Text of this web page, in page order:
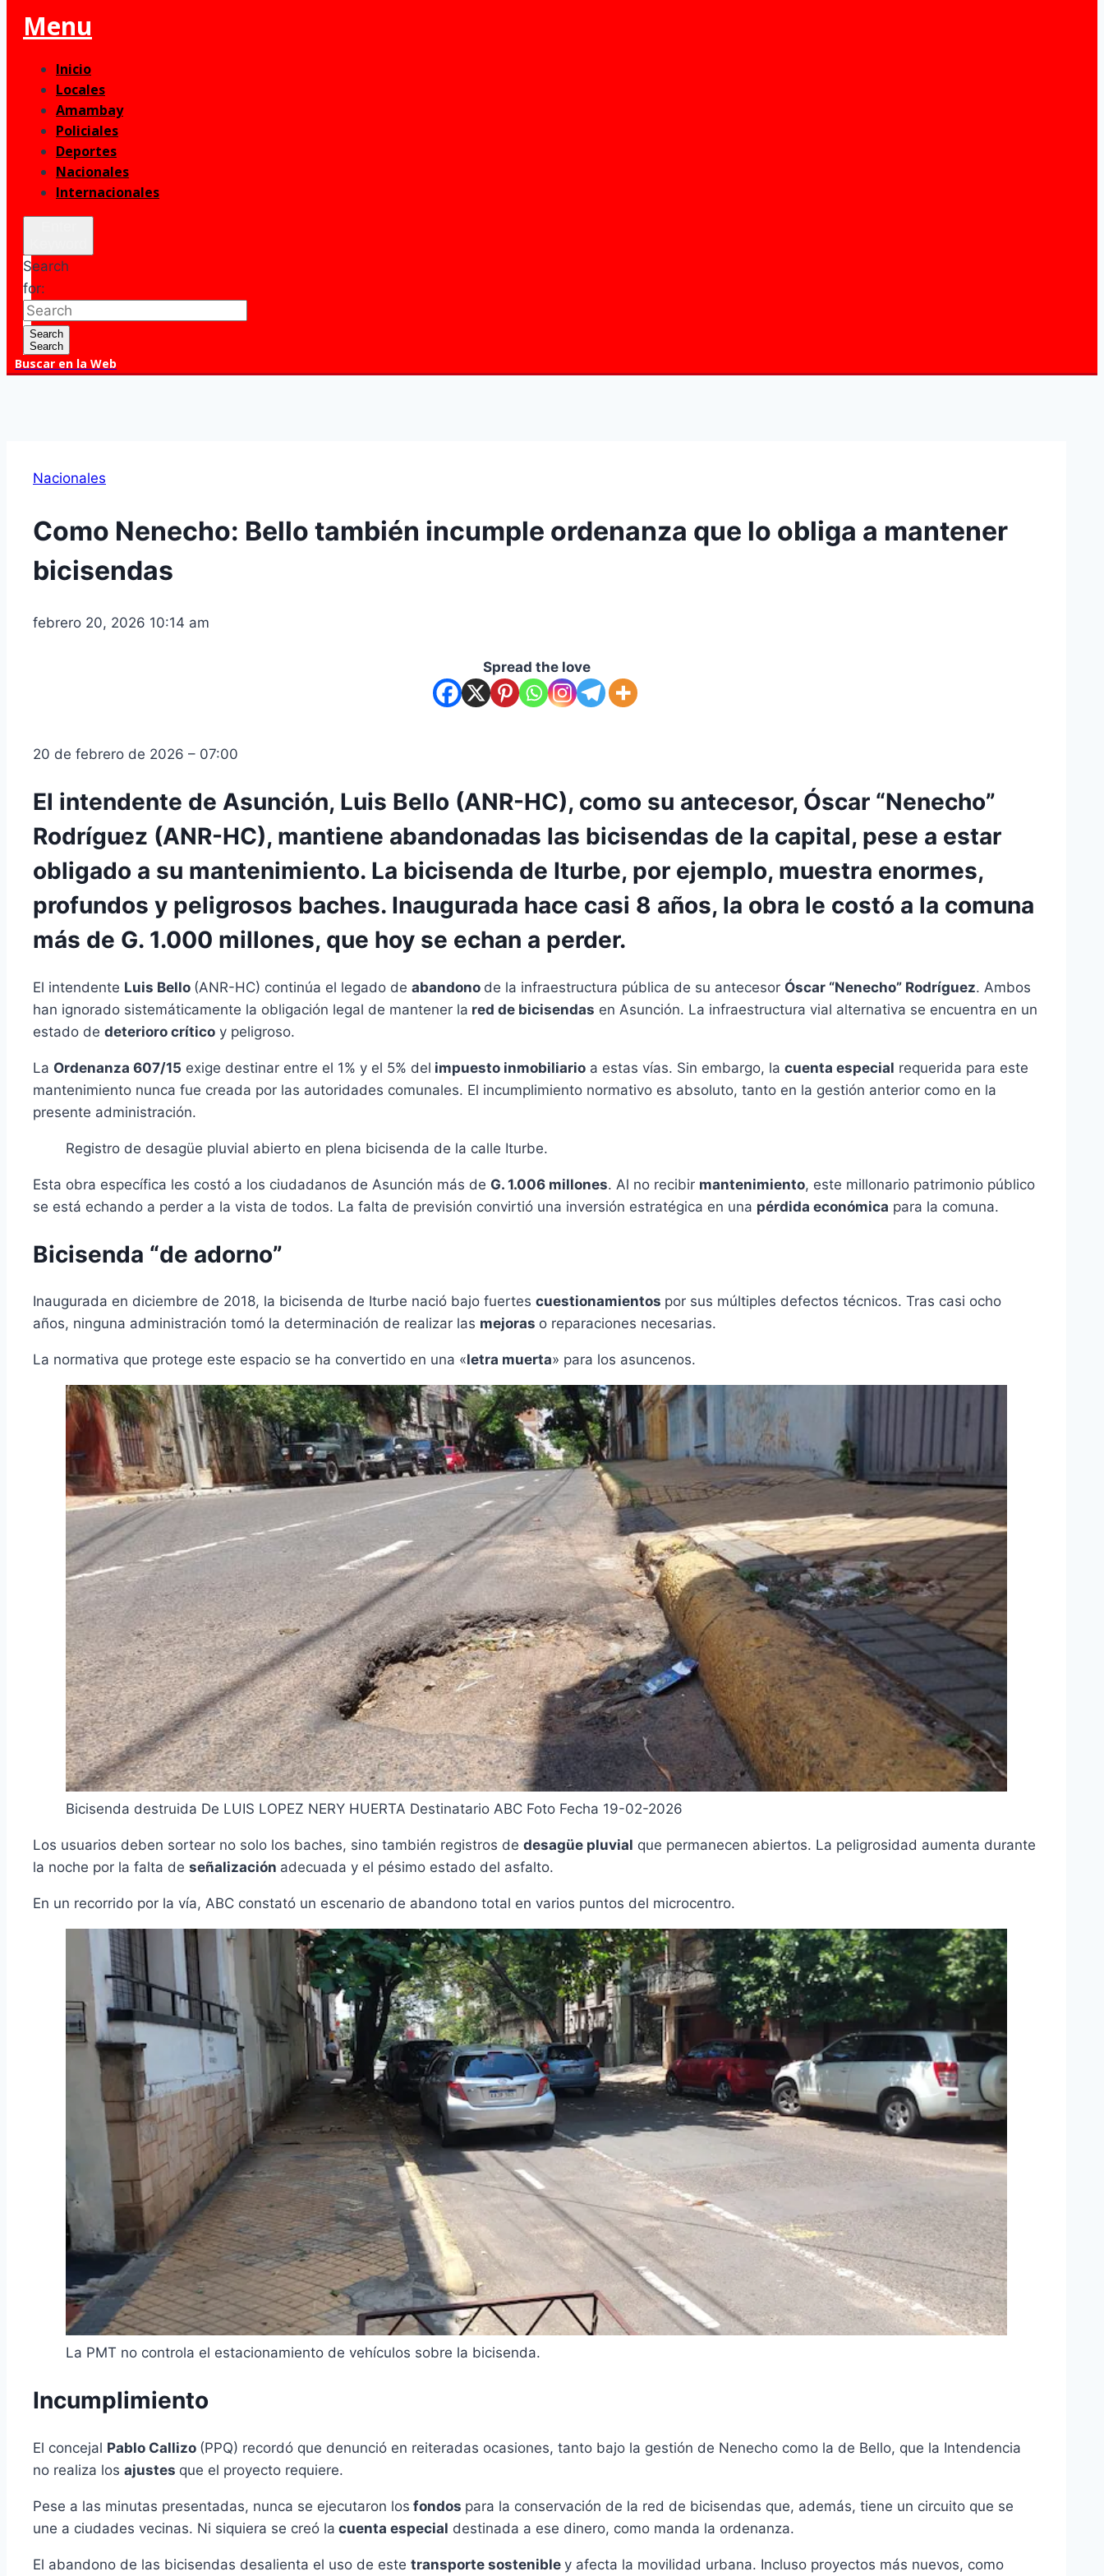
Menu
Inicio
Locales
Amambay
Policiales
Deportes
Nacionales
Internacionales
Search
for:
Search
Search
Buscar en la Web
Nacionales
Como Nenecho: Bello también incumple ordenanza que lo obliga a mantener
bicisendas
febrero 20, 2026 10:14 am
Spread the love
20 de febrero de 2026 – 07:00
El intendente de Asunción, Luis Bello (ANR-HC), como su antecesor, Óscar “Nenecho”
Rodríguez (ANR-HC), mantiene abandonadas las bicisendas de la capital, pese a estar
obligado a su mantenimiento. La bicisenda de Iturbe, por ejemplo, muestra enormes,
profundos y peligrosos baches. Inaugurada hace casi 8 años, la obra le costó a la comuna
más de G. 1.000 millones, que hoy se echan a perder.
El intendente Luis Bello (ANR-HC) continúa el legado de abandono de la infraestructura pública de su antecesor Óscar “Nenecho” Rodríguez. Ambos
han ignorado sistemáticamente la obligación legal de mantener la red de bicisendas en Asunción. La infraestructura vial alternativa se encuentra en un
estado de deterioro crítico y peligroso.
La Ordenanza 607/15 exige destinar entre el 1% y el 5% del impuesto inmobiliario a estas vías. Sin embargo, la cuenta especial requerida para este
mantenimiento nunca fue creada por las autoridades comunales. El incumplimiento normativo es absoluto, tanto en la gestión anterior como en la
presente administración.
Registro de desagüe pluvial abierto en plena bicisenda de la calle Iturbe.
Esta obra específica les costó a los ciudadanos de Asunción más de G. 1.006 millones. Al no recibir mantenimiento, este millonario patrimonio público
se está echando a perder a la vista de todos. La falta de previsión convirtió una inversión estratégica en una pérdida económica para la comuna.
Bicisenda “de adorno”
Inaugurada en diciembre de 2018, la bicisenda de Iturbe nació bajo fuertes cuestionamientos por sus múltiples defectos técnicos. Tras casi ocho
años, ninguna administración tomó la determinación de realizar las mejoras o reparaciones necesarias.
La normativa que protege este espacio se ha convertido en una «letra muerta» para los asuncenos.
Bicisenda destruida De LUIS LOPEZ NERY HUERTA Destinatario ABC Foto Fecha 19-02-2026
Los usuarios deben sortear no solo los baches, sino también registros de desagüe pluvial que permanecen abiertos. La peligrosidad aumenta durante
la noche por la falta de señalización adecuada y el pésimo estado del asfalto.
En un recorrido por la vía, ABC constató un escenario de abandono total en varios puntos del microcentro.
La PMT no controla el estacionamiento de vehículos sobre la bicisenda.
Incumplimiento
El concejal Pablo Callizo (PPQ) recordó que denunció en reiteradas ocasiones, tanto bajo la gestión de Nenecho como la de Bello, que la Intendencia
no realiza los ajustes que el proyecto requiere.
Pese a las minutas presentadas, nunca se ejecutaron los fondos para la conservación de la red de bicisendas que, además, tiene un circuito que se
une a ciudades vecinas. Ni siquiera se creó la cuenta especial destinada a ese dinero, como manda la ordenanza.
El abandono de las bicisendas desalienta el uso de este transporte sostenible y afecta la movilidad urbana. Incluso proyectos más nuevos, como